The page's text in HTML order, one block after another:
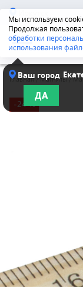
Мы используем
Продолжая
обработки
использования
Иркутск
Ваш город
ДА
Главная /Магниты/
-24 %